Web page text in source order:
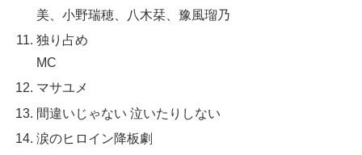
美、小野瑞穂、八木栞、豫風瑠乃
独り占め
MC
マサユメ
間違いじゃない 泣いたりしない
涙のヒロイン降板劇